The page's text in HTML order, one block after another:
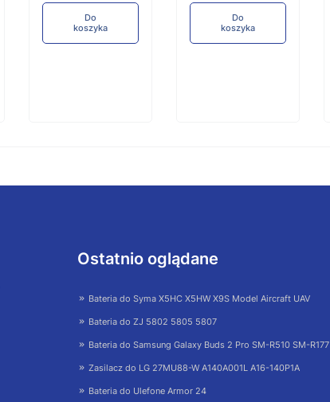
Do
koszyka
Do
koszyka
Ostatnio oglądane
Bateria do Syma X5HC X5HW X9S Model Aircraft UAV
Bateria do ZJ 5802 5805 5807
Bateria do Samsung Galaxy Buds 2 Pro SM-R510 SM-R177
Zasilacz do LG 27MU88-W A140A001L A16-140P1A
Bateria do Ulefone Armor 24